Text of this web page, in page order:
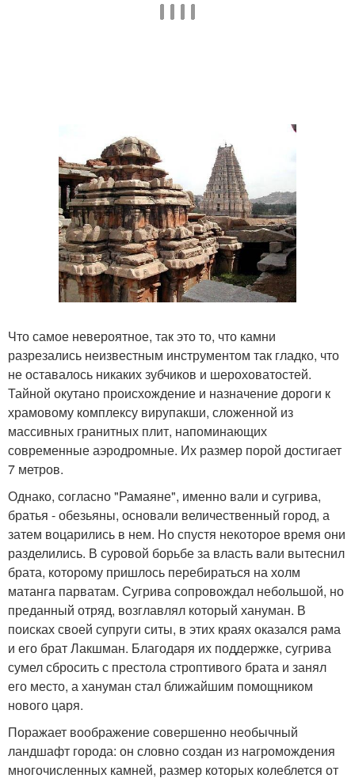
Что самое невероятное, так это то, что камни
разрезались неизвестным инструментом так гладко, что
не оставалось никаких зубчиков и шероховатостей.
Тайной окутано происхождение и назначение дороги к
храмовому комплексу вирупакши, сложенной из
массивных гранитных плит, напоминающих
современные аэродромные. Их размер порой достигает
7 метров.
Однако, согласно "Рамаяне", именно вали и сугрива,
братья - обезьяны, основали величественный город, а
затем воцарились в нем. Но спустя некоторое время они
разделились. В суровой борьбе за власть вали вытеснил
брата, которому пришлось перебираться на холм
матанга парватам. Сугрива сопровождал небольшой, но
преданный отряд, возглавлял который хануман. В
поисках своей супруги ситы, в этих краях оказался рама
и его брат Лакшман. Благодаря их поддержке, сугрива
сумел сбросить с престола строптивого брата и занял
его место, а хануман стал ближайшим помощником
нового царя.
Поражает воображение совершенно необычный
ландшафт города: он словно создан из нагромождения
многочисленных камней, размер которых колеблется от